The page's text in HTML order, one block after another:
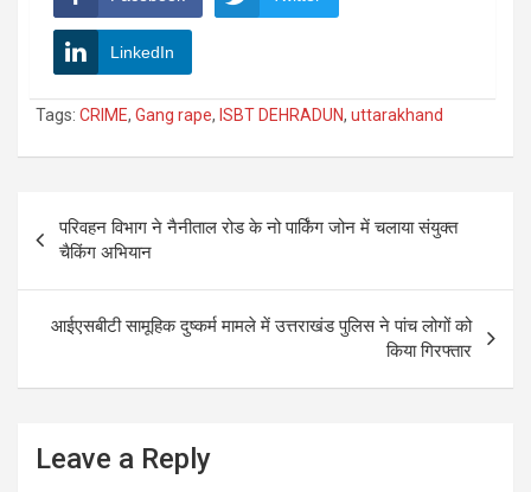
LinkedIn
Tags: CRIME, Gang rape, ISBT DEHRADUN, uttarakhand
navigation
परिवहन विभाग ने नैनीताल रोड के नो पार्किंग जोन में चलाया संयुक्त
चैकिंग अभियान
आईएसबीटी सामूहिक दुष्कर्म मामले में उत्तराखंड पुलिस ने पांच लोगों को
किया गिरफ्तार
Leave a Reply